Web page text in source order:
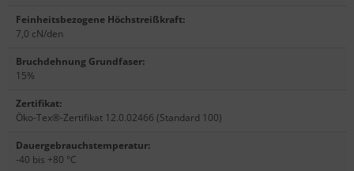
Feinheitsbezogene Höchstreißkraft:
7,0 cN/den
Bruchdehnung Grundfaser:
15%
Zertifikat:
Öko-Tex®-Zertifikat 12.0.02466 (Standard 100)
Dauergebrauchstemperatur:
-40 bis +80 °C